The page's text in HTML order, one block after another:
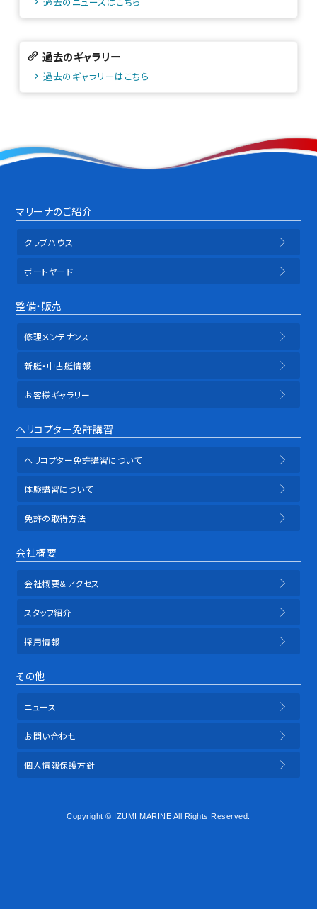
過去のギャラリー
過去のギャラリーはこちら
マリーナのご紹介
クラブハウス
ボートヤード
整備・販売
修理メンテナンス
新艇・中古艇情報
お客様ギャラリー
ヘリコプター免許講習
ヘリコプター免許講習について
体験講習について
免許の取得方法
会社概要
会社概要＆アクセス
スタッフ紹介
採用情報
その他
ニュース
お問い合わせ
個人情報保護方針
Copyright © IZUMI MARINE All Rights Reserved.